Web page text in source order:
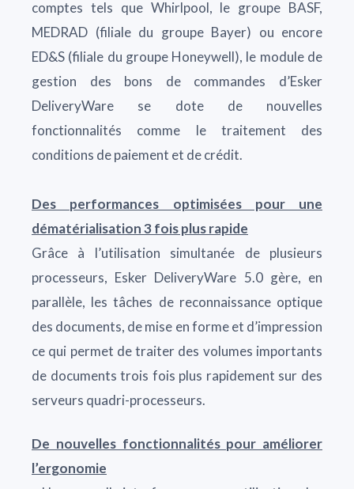
comptes tels que Whirlpool, le groupe BASF,
MEDRAD (filiale du groupe Bayer) ou encore
ED&S (filiale du groupe Honeywell), le module de
gestion des bons de commandes d’Esker
DeliveryWare se dote de nouvelles
fonctionnalités comme le traitement des
conditions de paiement et de crédit.
Des performances optimisées pour une
dématérialisation 3 fois plus rapide
Grâce à l’utilisation simultanée de plusieurs
processeurs, Esker DeliveryWare 5.0 gère, en
parallèle, les tâches de reconnaissance optique
des documents, de mise en forme et d’impression
ce qui permet de traiter des volumes importants
de documents trois fois plus rapidement sur des
serveurs quadri-processeurs.
De nouvelles fonctionnalités pour améliorer
l’ergonomie